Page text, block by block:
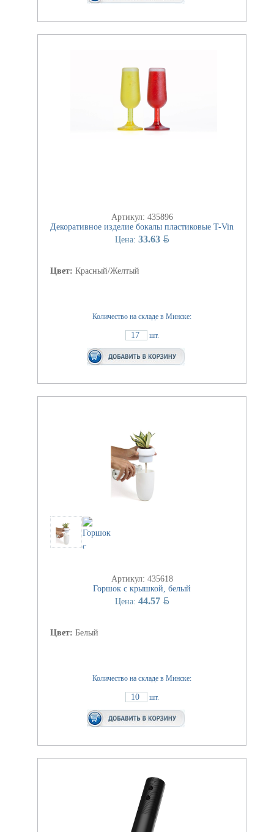
Артикул: 435896
Декоративное изделие бокалы пластиковые T-Vin
Цена: 33.63 BYN
Цвет: Красный/Желтый
Количество на складе в Минске:
17 шт.
Артикул: 435618
Горшок с крышкой, белый
Цена: 44.57 BYN
Цвет: Белый
Количество на складе в Минске:
10 шт.